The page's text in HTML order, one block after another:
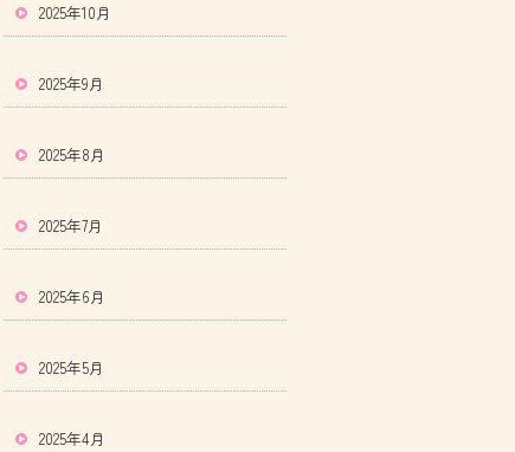
2025年10月
2025年9月
2025年8月
2025年7月
2025年6月
2025年5月
2025年4月